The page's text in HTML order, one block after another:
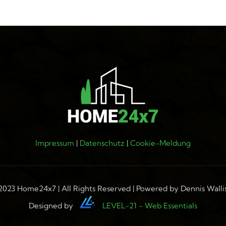
Impressum | Datenschutz | Cookie-Meldung
Home24x7 | All Rights Reserved | Powered by Dennis
Designed by
LEVEL-21 - Web Essentials